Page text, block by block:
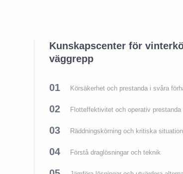
Kunskapscenter för
väggrepp
01 Körsäkerhet och prestanda i svåra
02 Flotteffektivitet och operativ prestanda
03 Räddningskörning och kritiska
04 Förstå draglösningar och teknik